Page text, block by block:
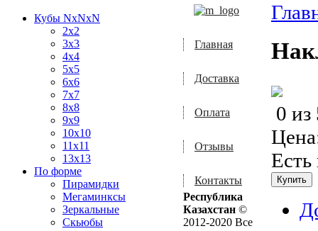
Кубы NxNxN
2x2
3x3
4x4
5x5
6x6
7x7
8x8
9x9
10x10
11x11
13x13
По форме
Пирамидки
Мегаминксы
Зеркальные
Скьюбы
0 из
Есть
Главная
Доставка
Оплата
Отзывы
Контакты
Республика
Казахстан ©
2012-2020 Все